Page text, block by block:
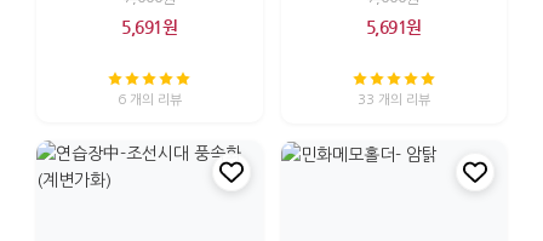
5,691원
6 개의 리뷰
5,691원
33 개의 리뷰